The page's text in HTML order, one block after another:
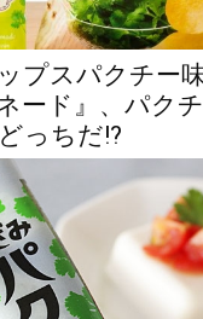
プスパクチー
ード』、パク
っちだ!?